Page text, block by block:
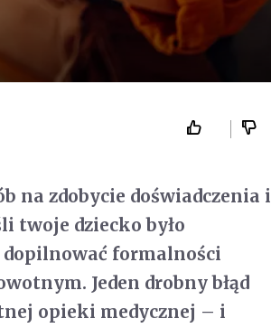
na zdobycie doświadczenia i
twoje dziecko było
dopilnować formalności
Jeden drobny błąd
opieki medycznej – i